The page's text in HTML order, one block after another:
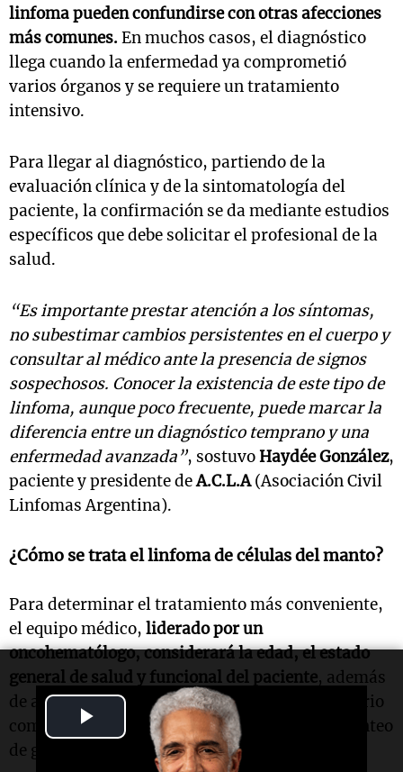
Play
Video
linfoma pueden confundirse con otras afecciones
más comunes. En muchos casos, el diagnóstico
llega cuando la enfermedad ya comprometió
varios órganos y se requiere un tratamiento
intensivo.
Para llegar al diagnóstico, partiendo de la
evaluación clínica y de la sintomatología del
paciente, la confirmación se da mediante estudios
específicos que debe solicitar el profesional de la
salud.
“Es importante prestar atención a los síntomas,
no subestimar cambios persistentes en el cuerpo y
consultar al médico ante la presencia de signos
sospechosos. Conocer la existencia de este tipo de
linfoma, aunque poco frecuente, puede marcar la
diferencia entre un diagnóstico temprano y una
enfermedad avanzada”, sostuvoHaydée González,
paciente y presidente deA.C.L.A(Asociación Civil
Linfomas Argentina).
¿Cómo se trata el linfoma de células del manto?
Para determinar el tratamiento más conveniente,
el equipo médico, liderado por un
oncohematólogo, considerará la edad, el estado
general de salud y funcional del paciente, además
de algunos parámetros de estudios de laboratorio
como el nivel de deshidrogenasa láctica y el conteo
de glóbulos blancos.